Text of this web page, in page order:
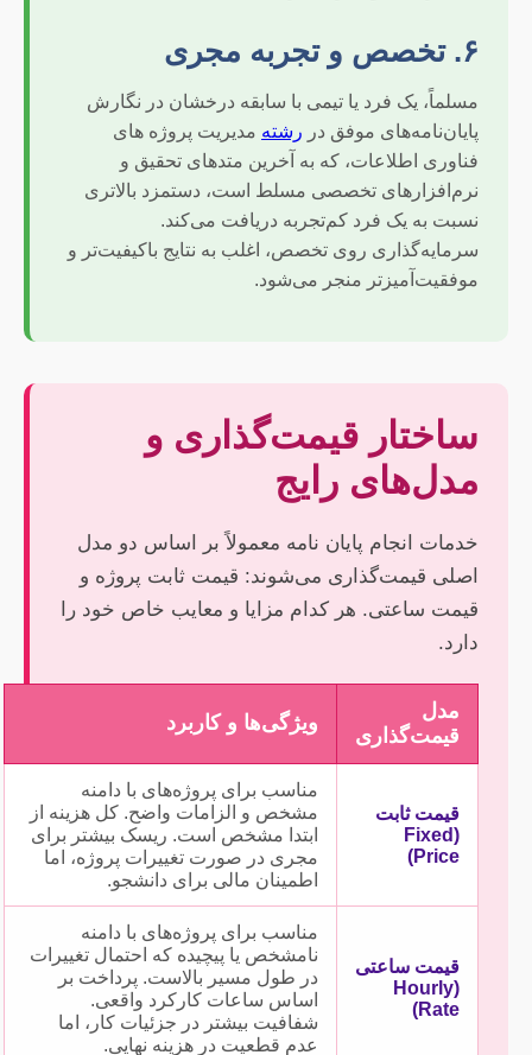
۶. تخصص و تجربه مجری
مسلماً، یک فرد یا تیمی با سابقه درخشان در نگارش
پایان‌نامه‌های موفق در رشته مدیریت پروژه های
فناوری اطلاعات، که به آخرین متدهای تحقیق و
نرم‌افزارهای تخصصی مسلط است، دستمزد بالاتری
نسبت به یک فرد کم‌تجربه دریافت می‌کند.
سرمایه‌گذاری روی تخصص، اغلب به نتایج باکیفیت‌تر و
موفقیت‌آمیزتر منجر می‌شود.
ساختار قیمت‌گذاری و
مدل‌های رایج
خدمات انجام پایان نامه معمولاً بر اساس دو مدل
اصلی قیمت‌گذاری می‌شوند: قیمت ثابت پروژه و
قیمت ساعتی. هر کدام مزایا و معایب خاص خود را
دارد.
مدل
قیمت‌گذاری
ویژگی‌ها و کاربرد
قیمت ثابت
(Fixed
Price)
مناسب برای پروژه‌های با دامنه
مشخص و الزامات واضح. کل هزینه از
ابتدا مشخص است. ریسک بیشتر برای
مجری در صورت تغییرات پروژه، اما
اطمینان مالی برای دانشجو.
قیمت ساعتی
(Hourly
Rate)
مناسب برای پروژه‌های با دامنه
نامشخص یا پیچیده که احتمال تغییرات
در طول مسیر بالاست. پرداخت بر
اساس ساعات کارکرد واقعی.
شفافیت بیشتر در جزئیات کار، اما
عدم قطعیت در هزینه نهایی.